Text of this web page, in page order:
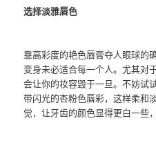
选择淡雅唇色
靠高彩度的艳色唇膏夺人眼球的
变身未必适合每一个人。尤其对
会让你的妆容毁于一旦。不妨试
带闪光的杏粉色唇彩，这样柔和
觉，让牙齿的颜色显得更白一些